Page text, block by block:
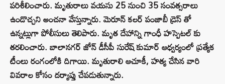
పరిశీలించారు. మృతురాలు వయసు 25 నుంచి 35 సంవత్సరాలు
ఉండొచ్చని అంచనా వేస్తున్నారు. మెరూన్ కలర్ పంజాబీ డ్రెస్ తో
ఉన్నట్లుగా పోలీసులు తెలిపారు. మృత దేహాన్ని గాంధీ హస్పెటల్ కు
తరలించారు. బాలానగర్ జోన్ డీసీపీ సురేష్ కుమార్ ఆధ్వర్యంలో ప్రత్యేక
టీంలు రంగంలోకి దిగాయి. మృతురాలి ఆచూకీ, హత్య చేసిన వారి
వివరాల కోసం దర్యాప్తు చేపడుతున్నారు.